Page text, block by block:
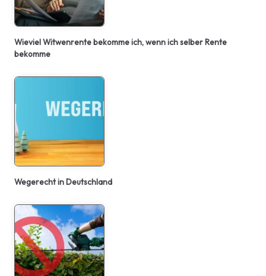
Wieviel Witwenrente bekomme ich, wenn ich selber Rente
bekomme
Wegerecht in Deutschland